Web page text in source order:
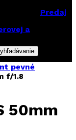
Predaj
pevné
f/1.8
50mm